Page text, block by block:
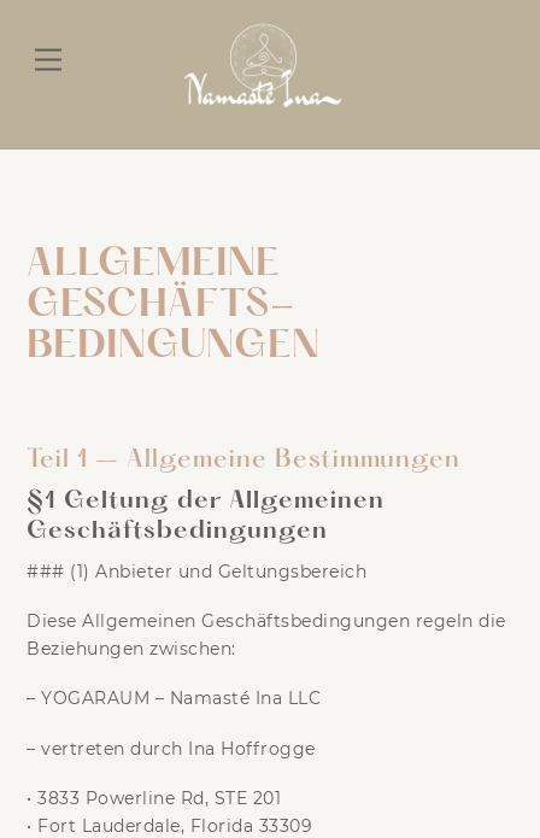
content
Menu
ALLGEMEINE
GESCHÄFTS-
BEDINGUNGEN
Teil 1 – Allgemeine Bestimmungen
§1 Geltung der Allgemeinen
Geschäftsbedingungen
### (1) Anbieter und Geltungsbereich
Diese Allgemeinen Geschäftsbedingungen regeln die
Beziehungen zwischen:
–YOGARAUM – Namasté Ina LLC
– vertreten durch Ina Hoffrogge
•3833 Powerline Rd, STE 201
• Fort Lauderdale, Florida 33309